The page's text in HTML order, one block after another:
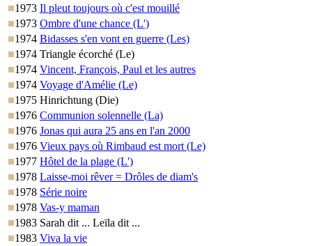
1973 Il pleut toujours où c'est mouillé
1973 Ombre d'une chance (L')
1974 Bidasses s'en vont en guerre (Les)
1974 Triangle écorché (Le)
1974 Vincent, François, Paul et les autres
1974 Voyage d'Amélie (Le)
1975 Hinrichtung (Die)
1976 Communion solennelle (La)
1976 Jonas qui aura 25 ans en l'an 2000
1976 Vieux pays où Rimbaud est mort (Le)
1977 Hôtel de la plage (L')
1978 Laisse-moi rêver = Drôles de diam's
1978 Série noire
1978 Vas-y maman
1983 Sarah dit ... Leïla dit ...
1983 Viva la vie